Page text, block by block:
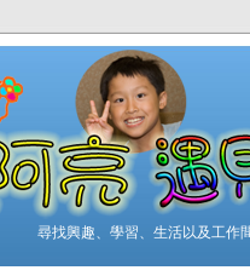
尋找興趣、學習、生活以及工作